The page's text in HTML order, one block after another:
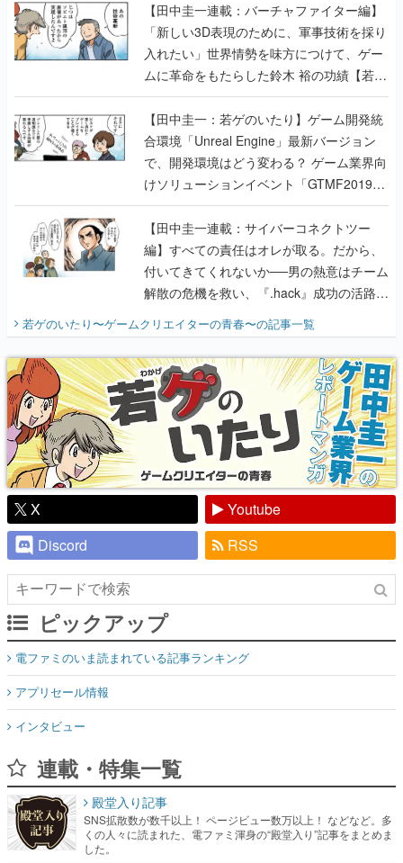
【田中圭一連載：バーチャファイター編】
「新しい3D表現のために、軍事技術を採り
入れたい」世界情勢を味方につけて、ゲー
ムに革命をもたらした鈴木 裕の功績【若ゲ
のいたり】
【田中圭一：若ゲのいたり】ゲーム開発統
合環境「Unreal Engine」最新バージョン
で、開発環境はどう変わる？ ゲーム業界向
けソリューションイベント「GTMF2019」
に行って、より理解を深めよう【PR】
【田中圭一連載：サイバーコネクトツー
編】すべての責任はオレが取る。だから、
付いてきてくれないか──男の熱意はチーム
解散の危機を救い、『.hack』成功の活路を
開く。業界の快男児・松山 洋に流れる血は
『少年ジャンプ』色だった【若ゲのいた
り】
若ゲのいたり〜ゲームクリエイターの青春〜の記事一覧
X
Youtube
Discord
RSS
ピックアップ
電ファミのいま読まれている記事ランキング
アプリセール情報
インタビュー
連載・特集一覧
殿堂入り記事
SNS拡散数が数千以上！ ページビュー数万以上！ などなど。多
くの人々に読まれた、電ファミ渾身の“殿堂入り”記事をまとめま
した。